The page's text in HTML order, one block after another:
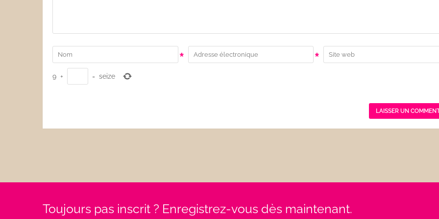
* *
9 + = seize
Toujours pas inscrit ? Enregistrez-vous dès maintenant.